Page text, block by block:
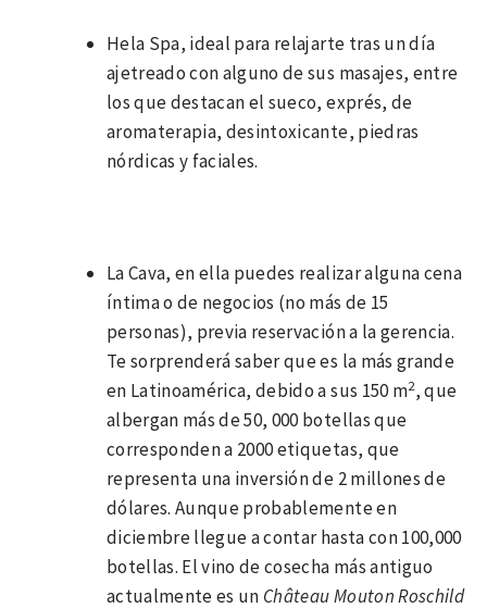
Hela Spa, ideal para relajarte tras un día
ajetreado con alguno de sus masajes, entre
los que destacan el sueco, exprés, de
aromaterapia, desintoxicante, piedras
nórdicas y faciales.
La Cava, en ella puedes realizar alguna cena
íntima o de negocios (no más de 15
personas), previa reservación a la gerencia.
Te sorprenderá saber que es la más grande
en Latinoamérica, debido a sus 150 m2, que
albergan más de 50, 000 botellas que
corresponden a 2000 etiquetas, que
representa una inversión de 2 millones de
dólares. Aunque probablemente en
diciembre llegue a contar hasta con 100,000
botellas. El vino de cosecha más antiguo
actualmente es un Château Mouton Roschild